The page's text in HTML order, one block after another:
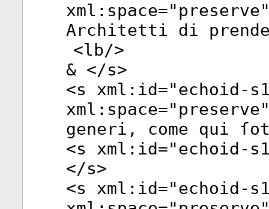
xml:space="preserve
Architetti di
<lb/>
& </s>
<s xml:id="echoid-
xml:space="preserve
generi, come qui
<s xml:id="echoid-
</s>
<s xml:id="echoid-